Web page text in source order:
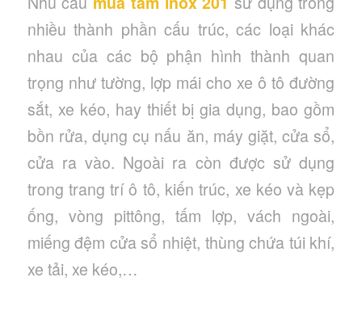
nhiều thành phần cấu trúc, các loại khác
nhau của các bộ phận hình thành quan
trọng như tường, lợp mái cho xe ô tô đường
sắt, xe kéo, hay thiết bị gia dụng, bao gồm
bồn rửa, dụng cụ nấu ăn, máy giặt, cửa sổ,
cửa ra vào. Ngoài ra còn được sử dụng
trong trang trí ô tô, kiến ​​trúc, xe kéo và kẹp
ống, vòng pittông, tấm lợp, vách ngoài,
miếng đệm cửa sổ nhiệt, thùng chứa túi khí,
xe tải, xe kéo,…